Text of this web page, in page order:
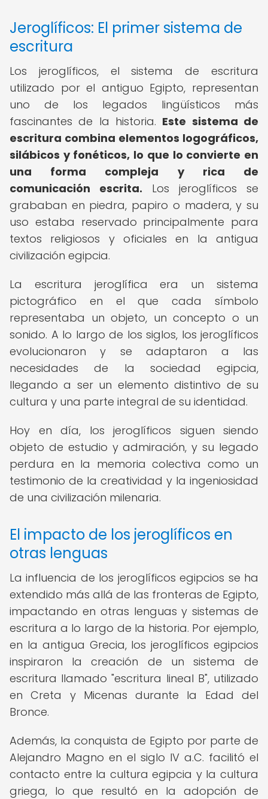
Jeroglíficos: El primer sistema de
escritura
Los jeroglíficos, el sistema de escritura
utilizado por el antiguo Egipto, representan
uno de los legados lingüísticos más
fascinantes de la historia. Este sistema de
escritura combina elementos logográficos,
silábicos y fonéticos, lo que lo convierte en
una forma compleja y rica de
comunicación escrita. Los jeroglíficos se
grababan en piedra, papiro o madera, y su
uso estaba reservado principalmente para
textos religiosos y oficiales en la antigua
civilización egipcia.
La escritura jeroglífica era un sistema
pictográfico en el que cada símbolo
representaba un objeto, un concepto o un
sonido. A lo largo de los siglos, los jeroglíficos
evolucionaron y se adaptaron a las
necesidades de la sociedad egipcia,
llegando a ser un elemento distintivo de su
cultura y una parte integral de su identidad.
Hoy en día, los jeroglíficos siguen siendo
objeto de estudio y admiración, y su legado
perdura en la memoria colectiva como un
testimonio de la creatividad y la ingeniosidad
de una civilización milenaria.
El impacto de los jeroglíficos en
otras lenguas
La influencia de los jeroglíficos egipcios se ha
extendido más allá de las fronteras de Egipto,
impactando en otras lenguas y sistemas de
escritura a lo largo de la historia. Por ejemplo,
en la antigua Grecia, los jeroglíficos egipcios
inspiraron la creación de un sistema de
escritura llamado "escritura lineal B", utilizado
en Creta y Micenas durante la Edad del
Bronce.
Además, la conquista de Egipto por parte de
Alejandro Magno en el siglo IV a.C. facilitó el
contacto entre la cultura egipcia y la cultura
griega, lo que resultó en la adopción de